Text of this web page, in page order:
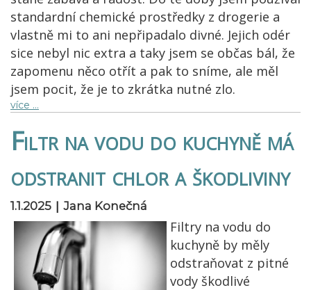
standardní chemické prostředky z drogerie a
vlastně mi to ani nepřipadalo divné. Jejich odér
sice nebyl nic extra a taky jsem se občas bál, že
zapomenu něco otřít a pak to sníme, ale měl
jsem pocit, že je to zkrátka nutné zlo.
více …
Filtr na vodu do kuchyně má
odstranit chlor a škodliviny
1.1.2025 | Jana Konečná
Filtry na vodu do
kuchyně by měly
odstraňovat z pitné
vody škodlivé